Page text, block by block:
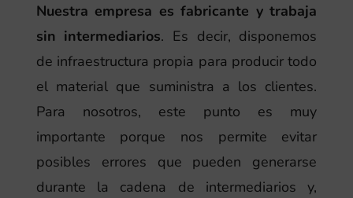
Nuestra empresa es fabricante y trabaja
sin intermediarios. Es decir, disponemos
de infraestructura propia para producir todo
el material que suministra a los clientes.
Para nosotros, este punto es muy
importante porque nos permite evitar
posibles errores que pueden generarse
durante la cadena de intermediarios y,